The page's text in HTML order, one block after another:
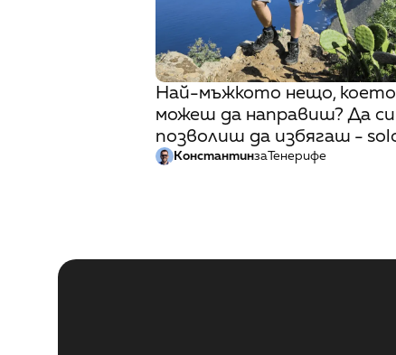
Най-мъжкото нещо, което
можеш да направиш? Да си
позволиш да избягаш -
КонстантинзаТенерифе